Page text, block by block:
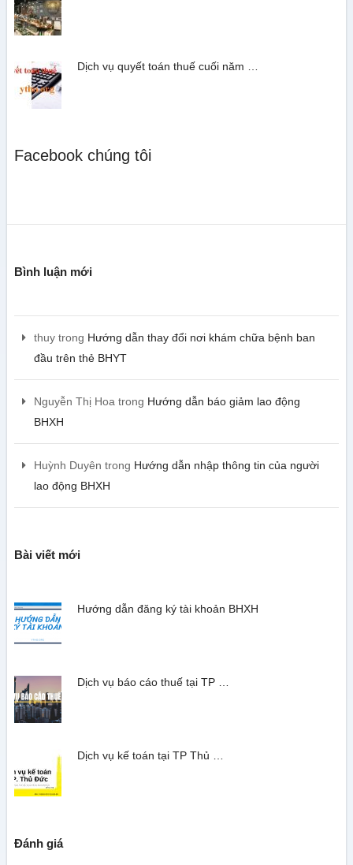
Dịch vụ quyết toán thuế cuối năm …
Facebook chúng tôi
Bình luận mới
thuytrong Hướng dẫn thay đổi nơi khám chữa bệnh ban
đầu trên thẻ BHYT
Nguyễn Thị Hoa trong Hướng dẫn báo giảm lao động
BHXH
Huỳnh Duyên trong Hướng dẫn nhập thông tin của người
lao động BHXH
Bài viết mới
Hướng dẫn đăng ký tài khoản BHXH
Dịch vụ báo cáo thuế tại TP …
Dịch vụ kế toán tại TP Thủ …
Đánh giá